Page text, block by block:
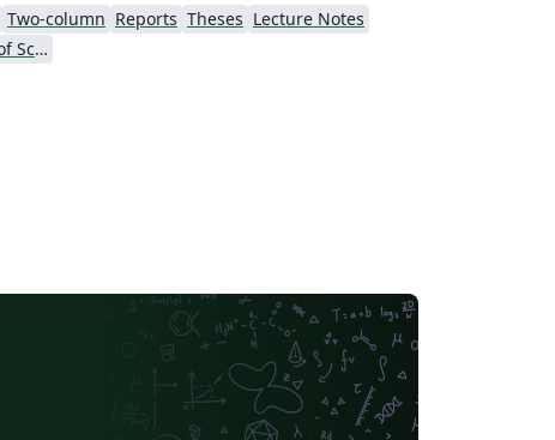
Two-column Reports Theses Lecture Notes
Norwegian University of Science and Technology